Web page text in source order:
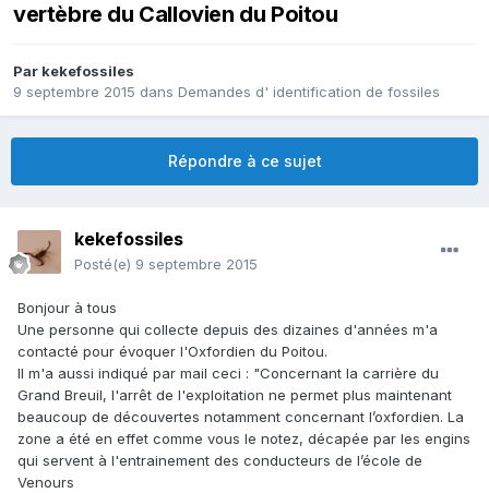
vertèbre du Callovien du Poitou
Par kekefossiles
9 septembre 2015 dans Demandes d' identification de fossiles
Répondre à ce sujet
kekefossiles
Posté(e) 9 septembre 2015
Bonjour à tous
Une personne qui collecte depuis des dizaines d'années m'a
contacté pour évoquer l'Oxfordien du Poitou.
Il m'a aussi indiqué par mail ceci : "Concernant la carrière du
Grand Breuil, l'arrêt de l'exploitation ne permet plus maintenant
beaucoup de découvertes notamment concernant l’oxfordien. La
zone a été en effet comme vous le notez, décapée par les engins
qui servent à l'entrainement des conducteurs de l’école de
Venours